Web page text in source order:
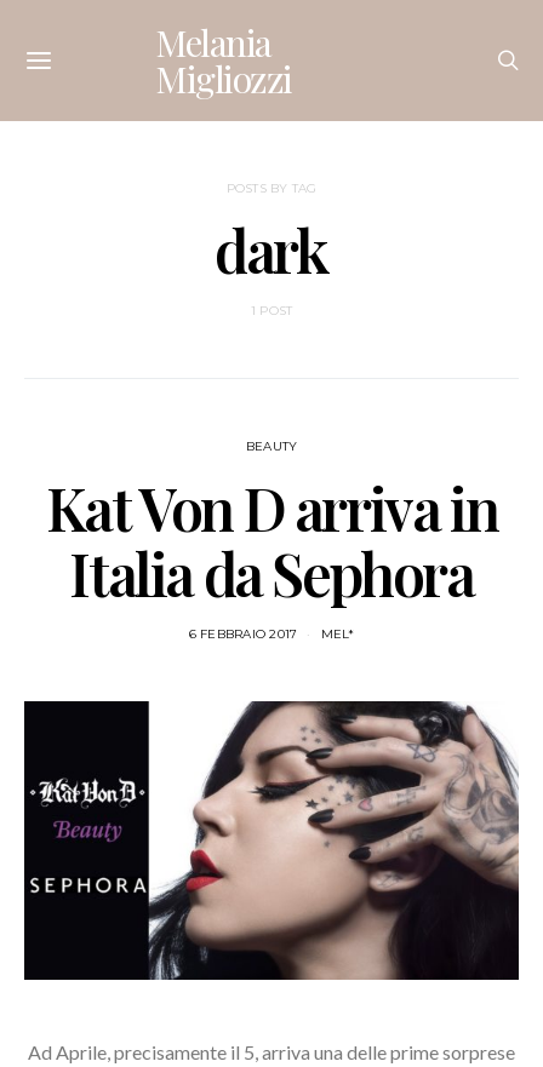
Melania
Migliozzi
POSTS BY TAG
dark
1 POST
BEAUTY
Kat Von D arriva in
Italia da Sephora
6 FEBBRAIO 2017 MEL*
Ad Aprile, precisamente il 5, arriva una delle prime sorprese